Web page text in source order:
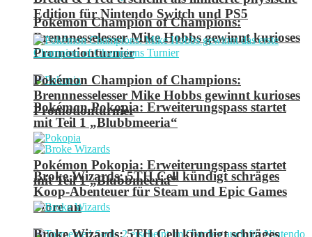
Pokémon Champion of Champions:
Brennnesselesser Mike Hobbs gewinnt kurioses
Promotionturnier
Pokémon Pokopia: Erweiterungspass startet
mit Teil 1 „Blubbmeeria“
Broke Wizards: 5TH Cell kündigt schräges
Koop-Abenteuer für Steam und Epic Games
Store an
Edition für Nintendo Switch und PS5
Pokémon Champion of Champions:
Brennnesselesser Mike Hobbs gewinnt kurioses
Promotionturnier
Pokémon Pokopia: Erweiterungspass startet
mit Teil 1 „Blubbmeeria“
Broke Wizards: 5TH Cell kündigt schräges